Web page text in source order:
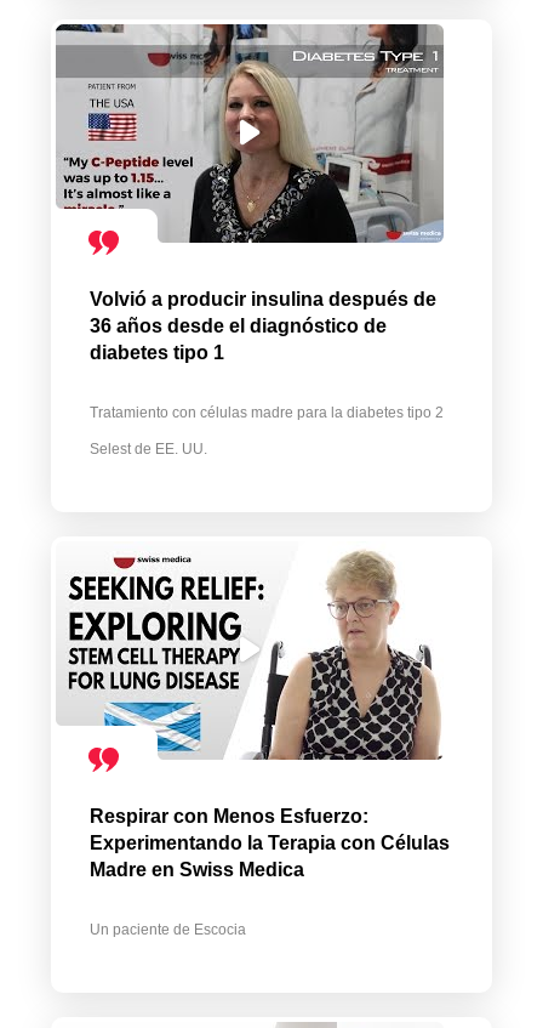
Volvió a producir insulina después de
36 años desde el diagnóstico de
diabetes tipo 1
Tratamiento con células madre para la diabetes tipo 2
Selest de EE. UU.
Respirar con Menos Esfuerzo:
Experimentando la Terapia con Células
Madre en Swiss Medica
Un paciente de Escocia